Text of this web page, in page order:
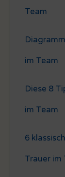
Team
im Team
Diese 8
im Team
6
Trauer im